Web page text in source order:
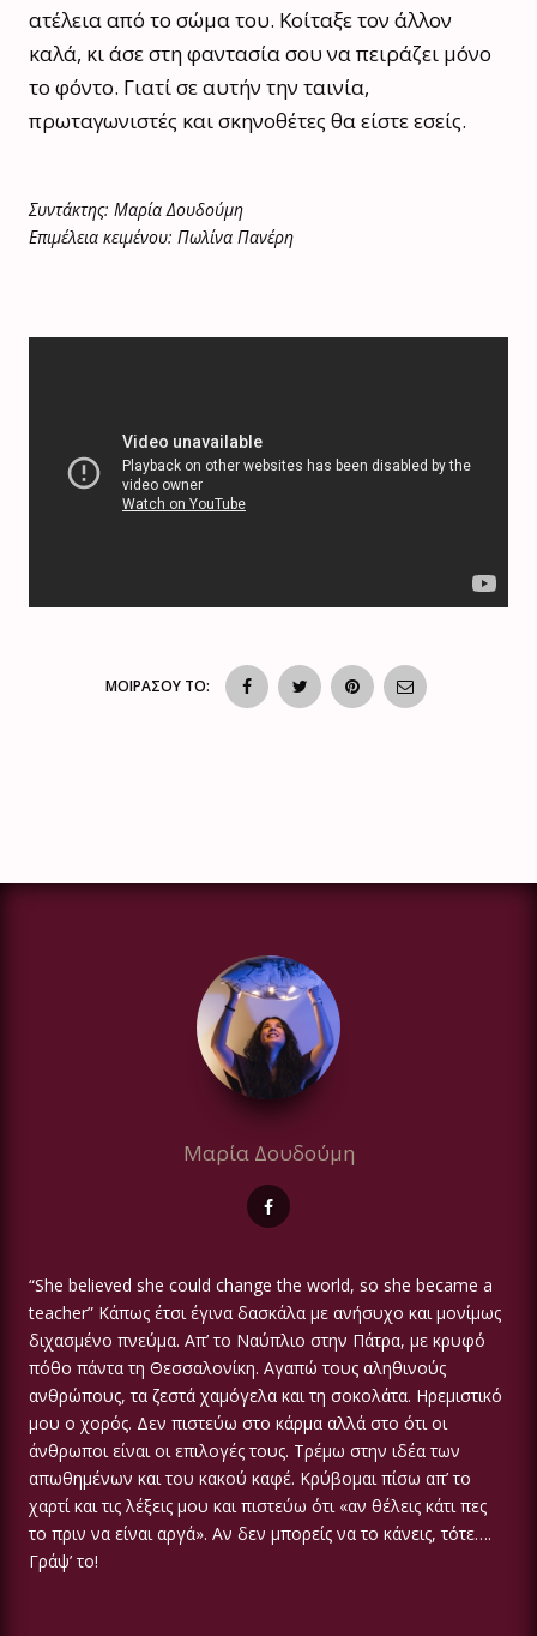
ατέλεια από το σώμα του. Κοίταξε τον άλλον
καλά, κι άσε στη φαντασία σου να πειράζει μόνο
το φόντο. Γιατί σε αυτήν την ταινία,
πρωταγωνιστές και σκηνοθέτες θα είστε εσείς.
Συντάκτης: Μαρία Δουδούμη
Επιμέλεια κειμένου: Πωλίνα Πανέρη
ΜΟΙΡΑΣΟΥ ΤΟ:
Μαρία Δουδούμη
“She believed she could change the world, so she became a
teacher” Κάπως έτσι έγινα δασκάλα με ανήσυχο και μονίμως
διχασμένο πνεύμα. Απ’ το Ναύπλιο στην Πάτρα, με κρυφό
πόθο πάντα τη Θεσσαλονίκη. Αγαπώ τους αληθινούς
ανθρώπους, τα ζεστά χαμόγελα και τη σοκολάτα. Ηρεμιστικό
μου ο χορός. Δεν πιστεύω στο κάρμα αλλά στο ότι οι
άνθρωποι είναι οι επιλογές τους. Τρέμω στην ιδέα των
απωθημένων και του κακού καφέ. Κρύβομαι πίσω απ’ το
χαρτί και τις λέξεις μου και πιστεύω ότι «αν θέλεις κάτι πες
το πριν να είναι αργά». Αν δεν μπορείς να το κάνεις, τότε….
Γράψ’ το!